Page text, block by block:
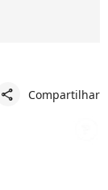
share Compartilhar